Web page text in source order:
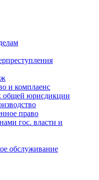
и комплаенс
общей юрисдикции
право
гос. власти и
обслуживание